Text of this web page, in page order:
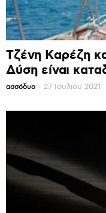
Τζένη Καρέζη
Δύση είναι
ασσόδυο - 27 Ιουλίου 2021